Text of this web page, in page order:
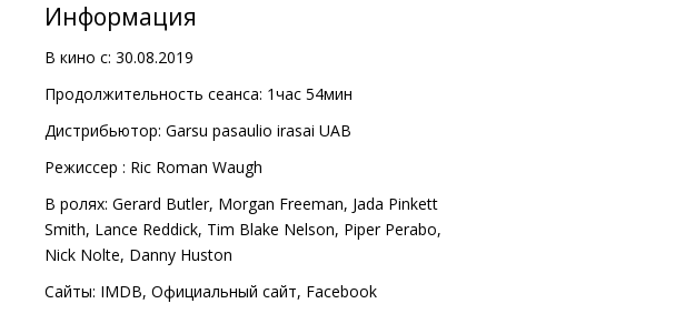
Информация
В кино с: 30.08.2019
Продолжительность сеанса: 1час 54мин
Дистрибьютор: Garsu pasaulio irasai UAB
Pежиссер : Ric Roman Waugh
В ролях: Gerard Butler, Morgan Freeman, Jada Pinkett
Smith, Lance Reddick, Tim Blake Nelson, Piper Perabo,
Nick Nolte, Danny Huston
Сайты: IMDB, Официальный сайт, Facebook